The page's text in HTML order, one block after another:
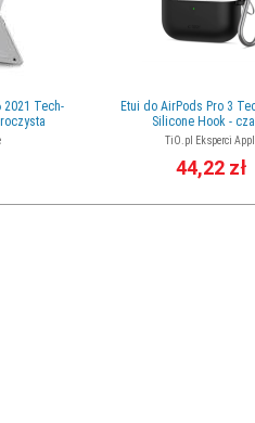
2021 Tech-
Etui do AirPods Pro 3
Silicone Hook -
TiO.pl Eksperci
44,22 zł